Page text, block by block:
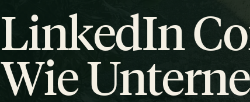
LinkedIn
Wie